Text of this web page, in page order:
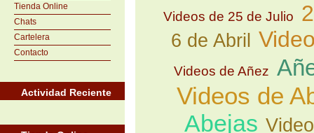
Tienda Online
Chats
Cartelera
Contacto
Actividad Reciente
Videos de 25 de Julio
6 de Abril
Videos de Añez
Videos de
Abejas